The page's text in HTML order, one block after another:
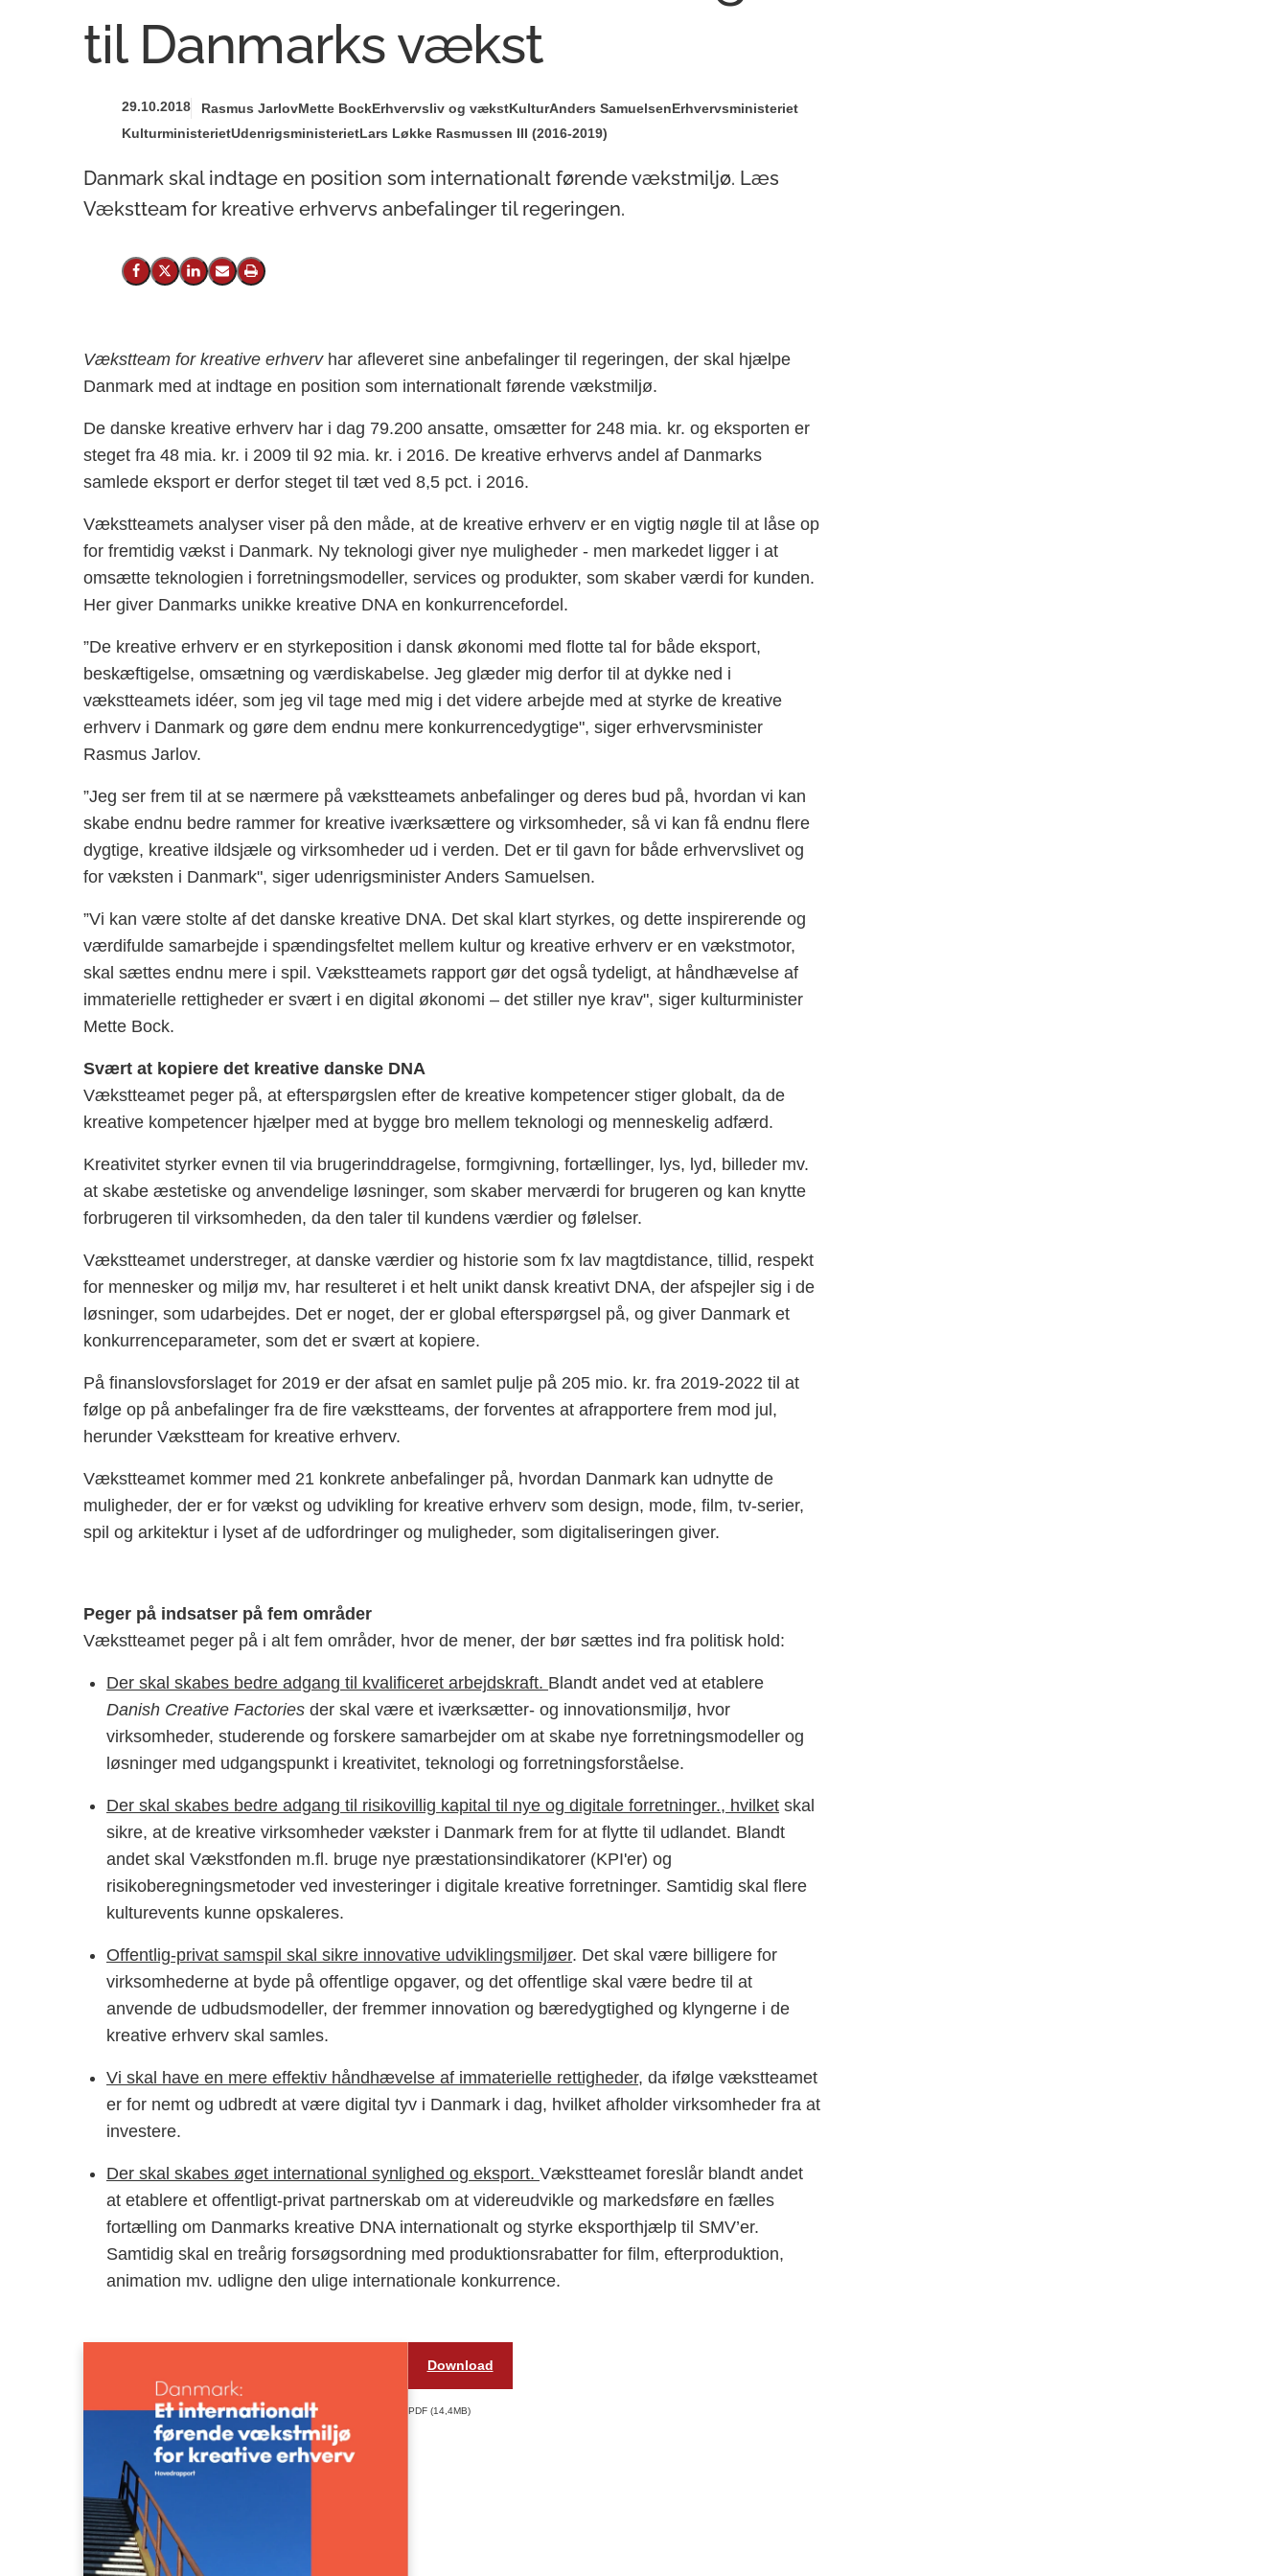
til Danmarks vækst
29.10.2018 Rasmus JarlovMette BockErhvervsliv og vækstKulturAnders SamuelsenErhvervsministeriet
KulturministerietUdenrigsministerietLars Løkke Rasmussen III (2016-2019)
Danmark skal indtage en position som internationalt førende vækstmiljø. Læs
Vækstteam for kreative erhvervs anbefalinger til regeringen.
Del på Facebook
Del på X (Twitter)
Del på LinkedIn
Send email
Print
Vækstteam for kreative erhvervhar afleveret sine anbefalinger til regeringen, der skal hjælpe
Danmark med at indtage en position som internationalt førende vækstmiljø.
De danske kreative erhverv har i dag 79.200 ansatte, omsætter for 248 mia. kr. og eksporten er
steget fra 48 mia. kr. i 2009 til 92 mia. kr. i 2016. De kreative erhvervs andel af Danmarks
samlede eksport er derfor steget til tæt ved 8,5 pct. i 2016.
Vækstteamets analyser viser på den måde, at de kreative erhverv er en vigtig nøgle til at låse op
for fremtidig vækst i Danmark. Ny teknologi giver nye muligheder - men markedet ligger i at
omsætte teknologien i forretningsmodeller, services og produkter, som skaber værdi for kunden.
Her giver Danmarks unikke kreative DNA en konkurrencefordel.
”De kreative erhverv er en styrkeposition i dansk økonomi med flotte tal for både eksport,
beskæftigelse, omsætning og værdiskabelse. Jeg glæder mig derfor til at dykke ned i
vækstteamets idéer, som jeg vil tage med mig i det videre arbejde med at styrke de kreative
erhverv i Danmark og gøre dem endnu mere konkurrencedygtige", siger erhvervsminister
Rasmus Jarlov.
”Jeg ser frem til at se nærmere på vækstteamets anbefalinger og deres bud på, hvordan vi kan
skabe endnu bedre rammer for kreative iværksættere og virksomheder, så vi kan få endnu flere
dygtige, kreative ildsjæle og virksomheder ud i verden. Det er til gavn for både erhvervslivet og
for væksten i Danmark", siger udenrigsminister Anders Samuelsen.
”Vi kan være stolte af det danske kreative DNA. Det skal klart styrkes, og dette inspirerende og
værdifulde samarbejde i spændingsfeltet mellem kultur og kreative erhverv er en vækstmotor,
skal sættes endnu mere i spil. Vækstteamets rapport gør det også tydeligt, at håndhævelse af
immaterielle rettigheder er svært i en digital økonomi – det stiller nye krav", siger kulturminister
Mette Bock.
Svært at kopiere det kreative danske DNA
Vækstteamet peger på, at efterspørgslen efter de kreative kompetencer stiger globalt, da de
kreative kompetencer hjælper med at bygge bro mellem teknologi og menneskelig adfærd.
Kreativitet styrker evnen til via brugerinddragelse, formgivning, fortællinger, lys, lyd, billeder mv.
at skabe æstetiske og anvendelige løsninger, som skaber merværdi for brugeren og kan knytte
forbrugeren til virksomheden, da den taler til kundens værdier og følelser.
Vækstteamet understreger, at danske værdier og historie som fx lav magtdistance, tillid, respekt
for mennesker og miljø mv, har resulteret i et helt unikt dansk kreativt DNA, der afspejler sig i de
løsninger, som udarbejdes. Det er noget, der er global efterspørgsel på, og giver Danmark et
konkurrenceparameter, som det er svært at kopiere.
På finanslovsforslaget for 2019 er der afsat en samlet pulje på 205 mio. kr. fra 2019-2022 til at
følge op på anbefalinger fra de fire vækstteams, der forventes at afrapportere frem mod jul,
herunder Vækstteam for kreative erhverv.
Vækstteamet kommer med 21 konkrete anbefalinger på, hvordan Danmark kan udnytte de
muligheder, der er for vækst og udvikling for kreative erhverv som design, mode, film, tv-serier,
spil og arkitektur i lyset af de udfordringer og muligheder, som digitaliseringen giver.
Peger på indsatser på fem områder
Vækstteamet peger på i alt fem områder, hvor de mener, der bør sættes ind fra politisk hold:
Der skal skabes bedre adgang til kvalificeret arbejdskraft. Blandt andet ved at etablere
Danish Creative Factories der skal være et iværksætter- og innovationsmiljø, hvor
virksomheder, studerende og forskere samarbejder om at skabe nye forretningsmodeller og
løsninger med udgangspunkt i kreativitet, teknologi og forretningsforståelse.
Der skal skabes bedre adgang til risikovillig kapital til nye og digitale forretninger., hvilket skal
sikre, at de kreative virksomheder vækster i Danmark frem for at flytte til udlandet. Blandt
andet skal Vækstfonden m.fl. bruge nye præstationsindikatorer (KPI'er) og
risikoberegningsmetoder ved investeringer i digitale kreative forretninger. Samtidig skal flere
kulturevents kunne opskaleres.
Offentlig-privat samspil skal sikre innovative udviklingsmiljøer. Det skal være billigere for
virksomhederne at byde på offentlige opgaver, og det offentlige skal være bedre til at
anvende de udbudsmodeller, der fremmer innovation og bæredygtighed og klyngerne i de
kreative erhverv skal samles.
Vi skal have en mere effektiv håndhævelse af immaterielle rettigheder, da ifølge vækstteamet
er for nemt og udbredt at være digital tyv i Danmark i dag, hvilket afholder virksomheder fra at
investere.
Der skal skabes øget international synlighed og eksport. Vækstteamet foreslår blandt andet
at etablere et offentligt-privat partnerskab om at videreudvikle og markedsføre en fælles
fortælling om Danmarks kreative DNA internationalt og styrke eksporthjælp til SMV’er.
Samtidig skal en treårig forsøgsordning med produktionsrabatter for film, efterproduktion,
animation mv. udligne den ulige internationale konkurrence.
Download
PDF 14,4MB